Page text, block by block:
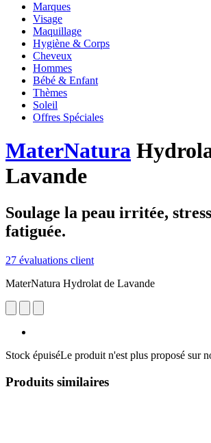
Marques
Visage
Maquillage
Hygiène & Corps
Cheveux
Hommes
Bébé & Enfant
Thèmes
Soleil
Offres Spéciales
MaterNatura
Lavande
Soulage la peau irritée,
fatiguée.
27 évaluations client
MaterNatura Hydrolat de Lavande
Stock épuiséLe produit n'est plus proposé sur
Produits similaires